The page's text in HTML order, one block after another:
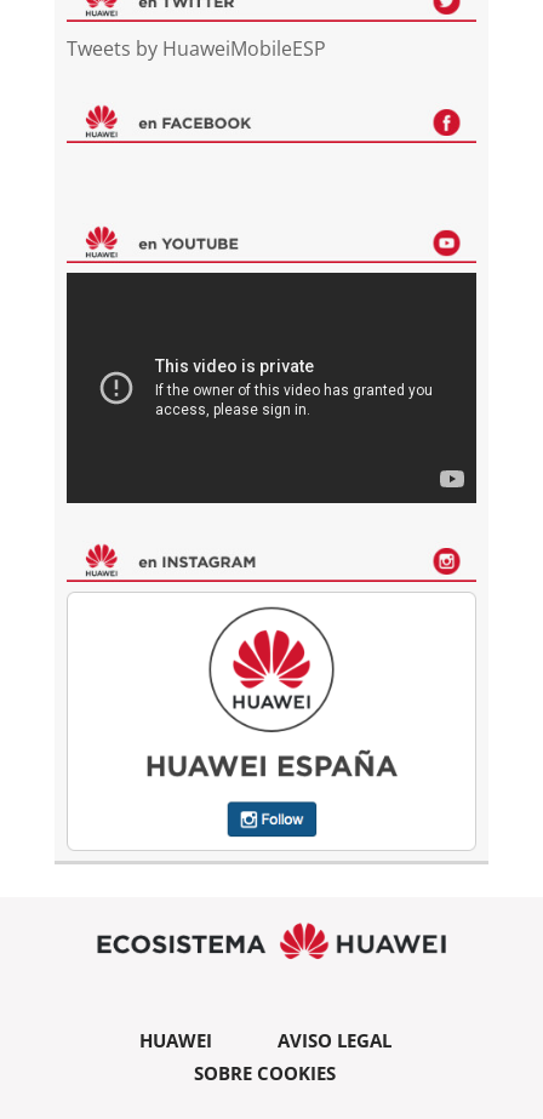
Tweets by HuaweiMobileESP
HUAWEI
AVISO LEGAL
SOBRE COOKIES